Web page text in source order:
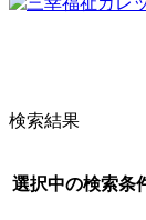
検索結果
選択中の検索条